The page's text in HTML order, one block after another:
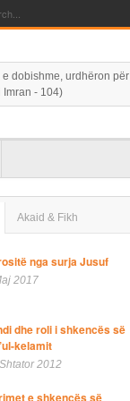
dobishme, urdhëron për
Imran - 104)
Akaid & Fikh
nga surja Jusuf
2017
dhe roli i shkencës së
kelamit
2012
e shkencës së